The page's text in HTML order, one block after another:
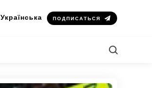
Українська ПОДПИСАТЬСЯ